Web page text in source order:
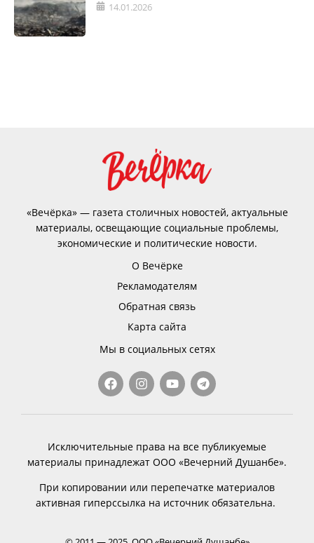
14.01.2026
«Вечёрка» — газета столичных новостей, актуальные
материалы, освещающие социальные проблемы,
экономические и политические новости.
О Вечёрке
Рекламодателям
Обратная связь
Карта сайта
Мы в социальных сетях
Исключительные права на все публикуемые
материалы принадлежат ООО «Вечерний Душанбе».
При копировании или перепечатке материалов
активная гиперссылка на источник обязательна.